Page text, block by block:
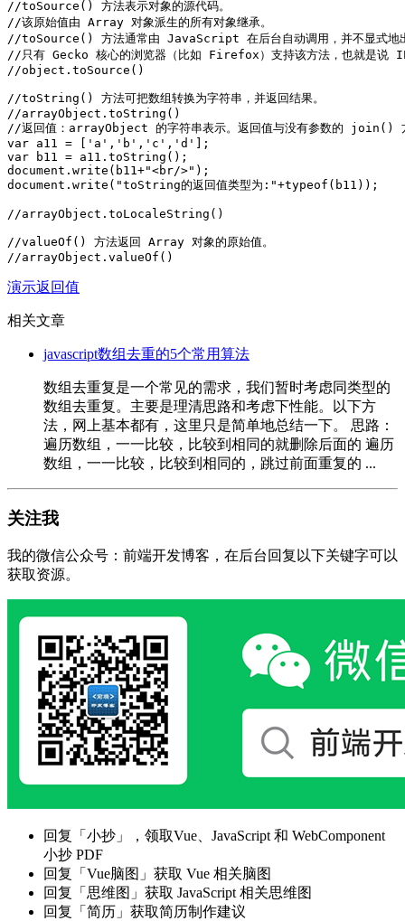
//toSource() 方法表示对象的源代码。
//该原始值由 Array 对象派生的所有对象继承。
//toSource() 方法通常由 JavaScript 在后台自动调用，并不显式地
//只有 Gecko 核心的浏览器（比如 Firefox）支持该方法，也就是说
//object.toSource()
//toString() 方法可把数组转换为字符串，并返回结果。
//arrayObject.toString()
//返回值：arrayObject 的字符串表示。返回值与没有参数的 join() 方
var a11 = ['a','b','c','d'];
var b11 = a11.toString();
document.write(b11+"<br/>");
document.write("toString的返回值类型为:"+typeof(b11));
//arrayObject.toLocaleString()
//valueOf() 方法返回 Array 对象的原始值。
//arrayObject.valueOf()
演示返回值
相关文章
javascript数组去重的5个常用算法
数组去重复是一个常见的需求，我们暂时考虑同类型的
数组去重复。主要是理清思路和考虑下性能。以下方
法，网上基本都有，这里只是简单地总结一下。 思路：
遍历数组，一一比较，比较到相同的就删除后面的 遍历
数组，一一比较，比较到相同的，跳过前面重复的 ...
关注我
我的微信公众号：前端开发博客，在后台回复以下关键字可以
获取资源。
回复「小抄」，领取Vue、JavaScript 和 WebComponent
小抄 PDF
回复「Vue脑图」获取 Vue 相关脑图
回复「思维图」获取 JavaScript 相关思维图
回复「简历」获取简历制作建议